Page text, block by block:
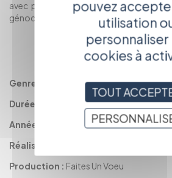
avec peu de moyens, une société
génocidaires sortiront de prison…
RETOUR
AU
Genre :
Documentaire
Durée :
Année :
Réalisation :
Production : Faites Un Voeu
pouvez
utilisation
personnaliser
cookies à
TOUT